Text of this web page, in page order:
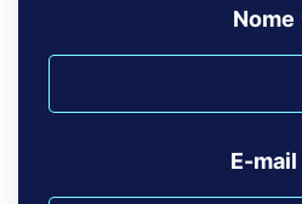
Nome
E-mail